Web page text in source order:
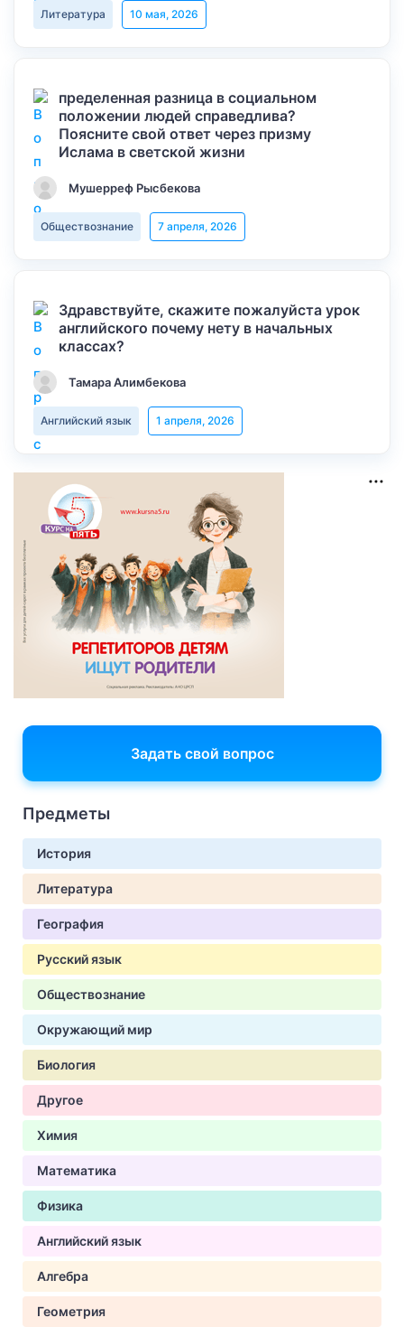
Литература 10 мая, 2026
пределенная разница в социальном
положении людей справедлива?
Поясните свой ответ через призму
Ислама в светской жизни
Мушерреф Рысбекова
Обществознание 7 апреля, 2026
Здравствуйте, скажите пожалуйста урок
английского почему нету в начальных
классах?
Тамара Алимбекова
Английский язык 1 апреля, 2026
Задать свой вопрос
Предметы
История
Литература
География
Русский язык
Обществознание
Окружающий мир
Биология
Другое
Химия
Математика
Физика
Английский язык
Алгебра
Геометрия